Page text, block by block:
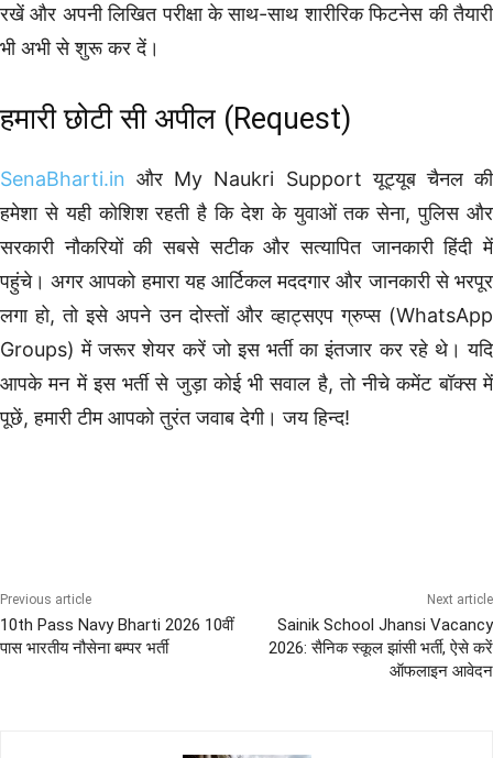
रखें और अपनी लिखित परीक्षा के साथ-साथ शारीरिक फिटनेस की तैयारी
भी अभी से शुरू कर दें।
हमारी छोटी सी अपील (Request)
SenaBharti.inऔर My Naukri Support यूट्यूब चैनल की
हमेशा से यही कोशिश रहती है कि देश के युवाओं तक सेना, पुलिस और
सरकारी नौकरियों की सबसे सटीक और सत्यापित जानकारी हिंदी में
पहुंचे। अगर आपको हमारा यह आर्टिकल मददगार और जानकारी से भरपूर
लगा हो, तो इसे अपने उन दोस्तों और व्हाट्सएप ग्रुप्स (WhatsApp
Groups) में जरूर शेयर करें जो इस भर्ती का इंतजार कर रहे थे। यदि
आपके मन में इस भर्ती से जुड़ा कोई भी सवाल है, तो नीचे कमेंट बॉक्स में
पूछें, हमारी टीम आपको तुरंत जवाब देगी। जय हिन्द!
Previous article
10th Pass Navy Bharti 2026 10वीं
पास भारतीय नौसेना बम्पर भर्ती
Next article
Sainik School Jhansi Vacancy
2026: सैनिक स्कूल झांसी भर्ती, ऐसे करें
ऑफलाइन आवेदन